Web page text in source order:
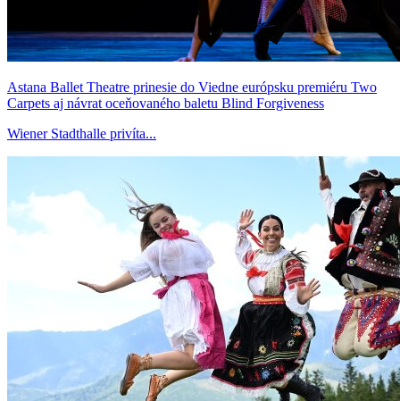
Astana Ballet Theatre prinesie do Viedne európsku premiéru Two
Carpets aj návrat oceňovaného baletu Blind Forgiveness
Wiener Stadthalle privíta...